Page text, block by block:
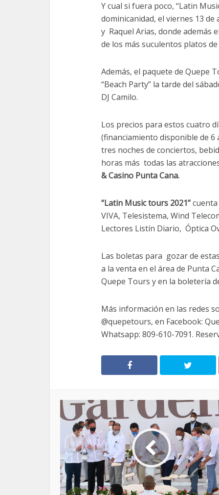
Y cual si fuera poco, “Latin
dominicanidad, el viernes 13 de
y Raquel Arias, donde además
de los más suculentos platos
Además, el paquete de Quepe
“Beach Party” la tarde del
DJ Camilo.
Los precios para estos cuatro
(financiamiento disponible de 6
tres noches de conciertos,
horas más todas las
& Casino Punta Cana.
“Latin Music tours 2021”
VIVA, Telesistema, Wind
Lectores Listín Diario, Óptica
Las boletas para gozar de
a la venta en el área de Punta
Quepe Tours y en la boletería
Más información en las redes
@quepetours, en Facebook:
Whatsapp: 809-610-7091.